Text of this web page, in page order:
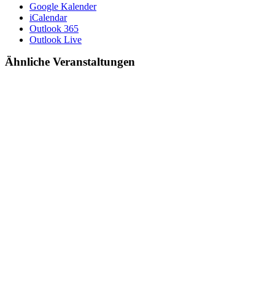
Google Kalender
iCalendar
Outlook 365
Outlook Live
Ähnliche Veranstaltungen